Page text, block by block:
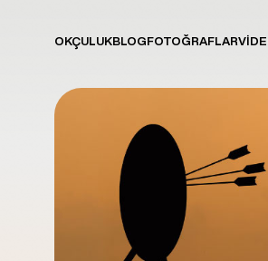
OKÇULUKBLOGFOTOĞRAFLAR